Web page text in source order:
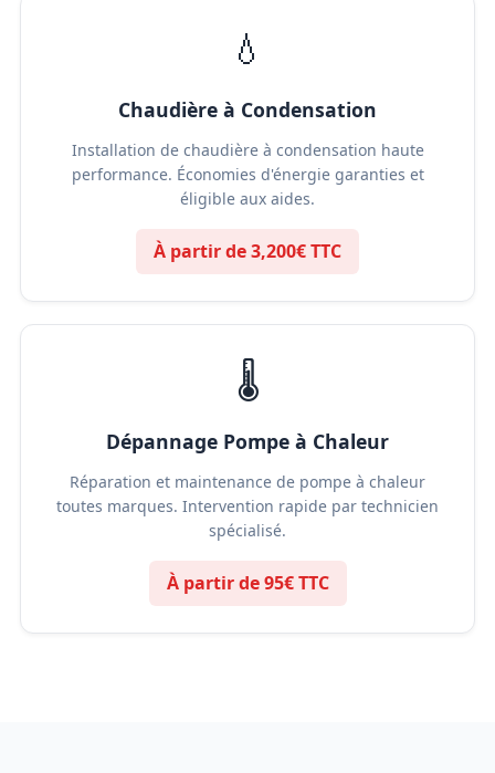
💧
Chaudière à Condensation
Installation de chaudière à condensation haute
performance. Économies d'énergie garanties et
éligible aux aides.
À partir de 3,200€ TTC
🌡️
Dépannage Pompe à Chaleur
Réparation et maintenance de pompe à chaleur
toutes marques. Intervention rapide par technicien
spécialisé.
À partir de 95€ TTC